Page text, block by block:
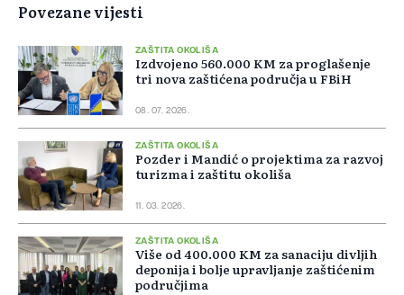
Povezane vijesti
ZAŠTITA OKOLIŠA
Izdvojeno 560.000 KM za proglašenje
tri nova zaštićena područja u FBiH
08. 07. 2026.
ZAŠTITA OKOLIŠA
Pozder i Mandić o projektima za razvoj
turizma i zaštitu okoliša
11. 03. 2026.
ZAŠTITA OKOLIŠA
Više od 400.000 KM za sanaciju divljih
deponija i bolje upravljanje zaštićenim
područjima